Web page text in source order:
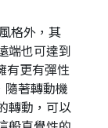
格外，其
端也可達到
有更有彈性
隨著轉動機
轉動，可以